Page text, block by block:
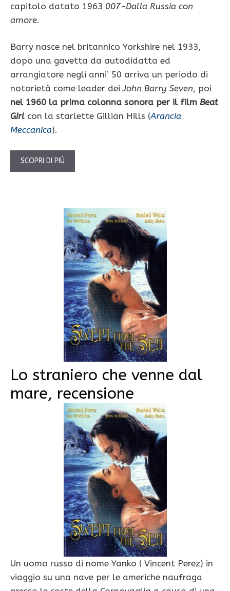
capitolo datato 1963 007-Dalla Russia con
amore.
Barry nasce nel britannico Yorkshire nel 1933,
dopo una gavetta da autodidatta ed
arrangiatore negli anni’ 50 arriva un periodo di
notorietà come leader dei John Barry Seven, poi
nel 1960 la prima colonna sonora per il film Beat
Girl con la starlette Gillian Hills (Arancia
Meccanica).
SCOPRI DI PIÙ
Lo straniero che venne dal
mare, recensione
Un uomo russo di nome Yanko ( Vincent Perez) in
viaggio su una nave per le americhe naufraga